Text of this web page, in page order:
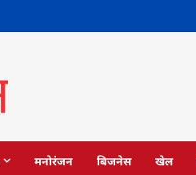
मनोरंजन बिजनेस खेल